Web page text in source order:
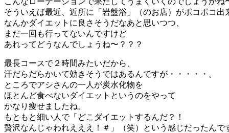
そういえば最近、近所に「岩盤浴」（のお店）がポコポコ出
なんかダイエットに良さそうだなあと思いつつ、
まだ一回も行ってないんですけど
あれってどうなんでしょうね〜？？？
最長コースで２時間みたいだから、
汗だらだらかいて効きそうではあるんですが・・・・・。
ところでアシさんの一人が炭水化物を
ほとんど食べないダイエットというのをやって
かなり痩せましたね。
もともと細い人で「どこダイエットするんだ？！
贅沢なんじゃわれえええ！＃」（笑）という感じだったんで